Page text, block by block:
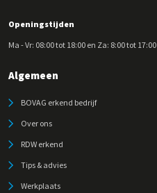
Openingstijden
Ma - Vr: 08:00 tot 18:00 en Za: 8:00 tot 17:00
Algemeen
BOVAG erkend bedrijf
Over ons
RDW erkend
Tips & advies
Werkplaats